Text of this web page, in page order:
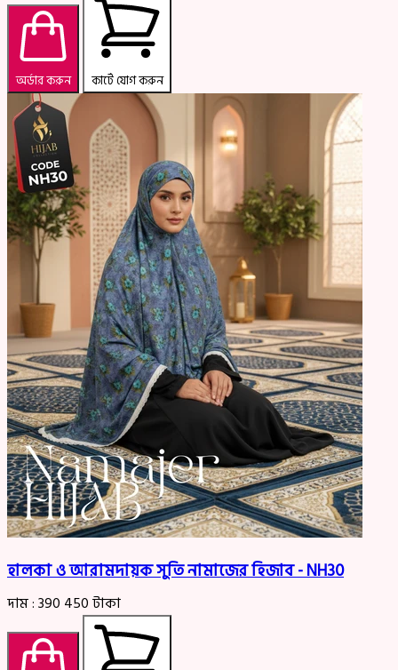
অর্ডার করুন কার্টে যোগ করুন
হালকা ও আরামদায়ক সুতি নামাজের হিজাব - NH30
দাম :390 450টাকা